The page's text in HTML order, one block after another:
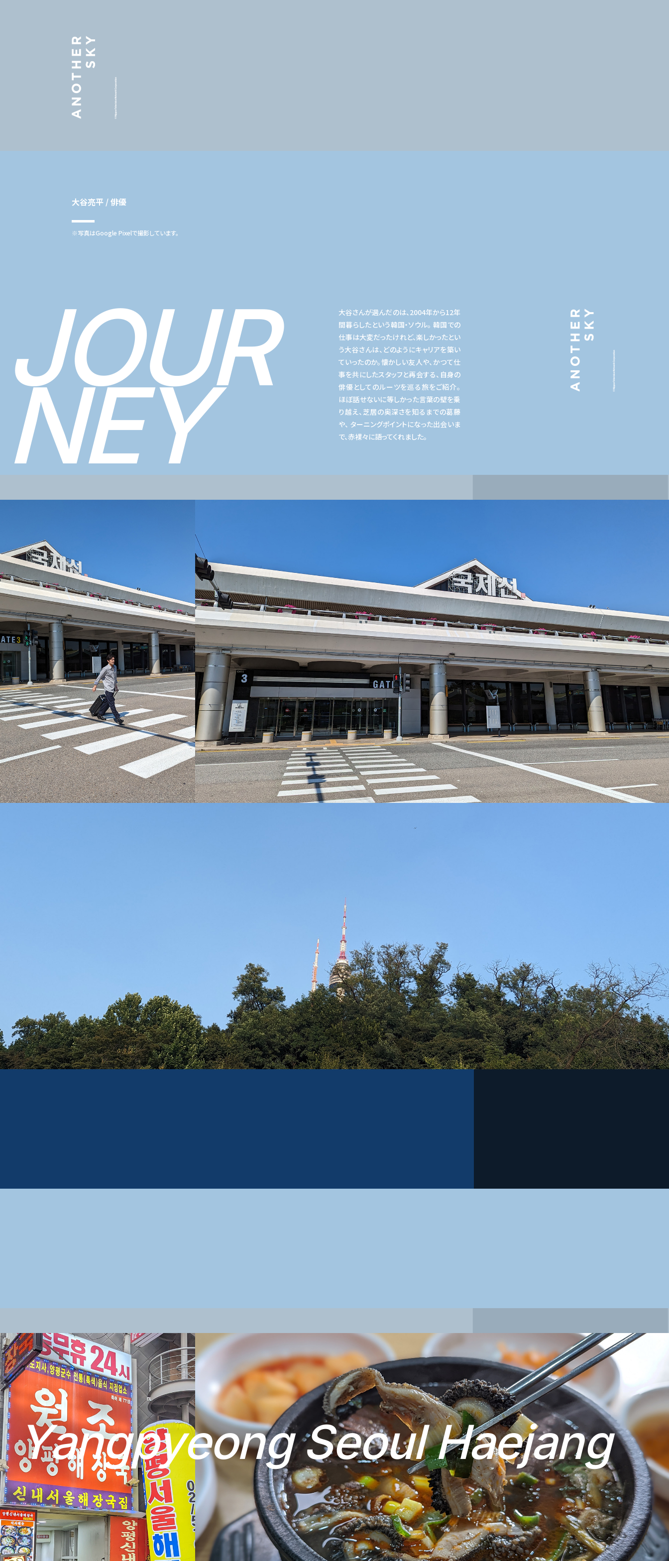
大谷亮平 / 俳優
※写真はGoogle Pixelで撮影しています。
大谷さんが選んだのは、2004年から12年
間暮らしたという韓国・ソウル。 韓国での
仕事は大変だったけれど、楽しかったとい
う大谷さんは、どのようにキャリアを築い
ていったのか。懐かしい友人や、かつて仕
事を共にしたスタッフと再会する、自身の
俳優としてのルーツを巡る旅をご紹介。
ほぼ話せないに等しかった言葉の壁を乗
り越え、芝居の奥深さを知るまでの葛藤
や、 ターニングポイントになった出会いま
で、赤裸々に語ってくれました。
JOUR
NEY
YangpyeongSeoulHaejang